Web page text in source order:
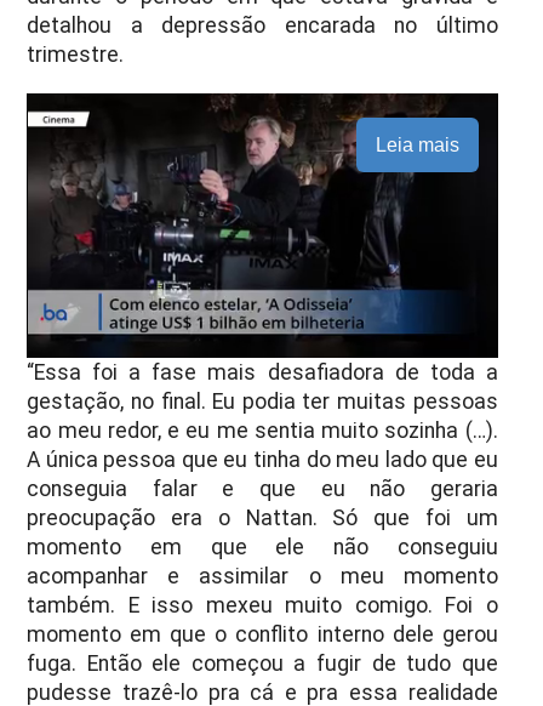
detalhou a depressão encarada no último
trimestre.
Leia mais
“Essa foi a fase mais desafiadora de toda a
gestação, no final. Eu podia ter muitas pessoas
ao meu redor, e eu me sentia muito sozinha (…).
A única pessoa que eu tinha do meu lado que eu
conseguia falar e que eu não geraria
preocupação era o Nattan. Só que foi um
momento em que ele não conseguiu
acompanhar e assimilar o meu momento
também. E isso mexeu muito comigo. Foi o
momento em que o conflito interno dele gerou
fuga. Então ele começou a fugir de tudo que
pudesse trazê-lo pra cá e pra essa realidade